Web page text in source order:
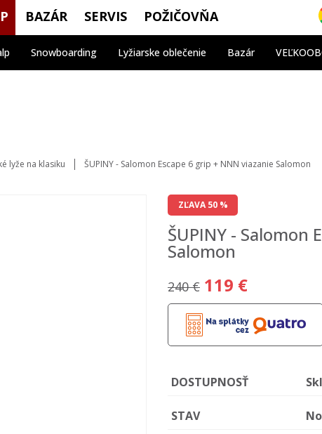
BAZÁR SERVIS POŽIČOVŇA
Snowboarding Lyžiarske oblečenie Bazár
lyže na klasiku ŠUPINY - Salomon Escape 6 grip + NNN viazanie Salomon
ZĽAVA 50 %
ŠUPINY - Salomon
Salomon
240 € 119 €
DOSTUPNOSŤ
STAV